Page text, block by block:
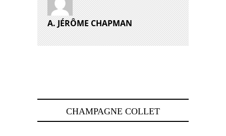
A. JÉRÔME CHAPMAN
CHAMPAGNE COLLET